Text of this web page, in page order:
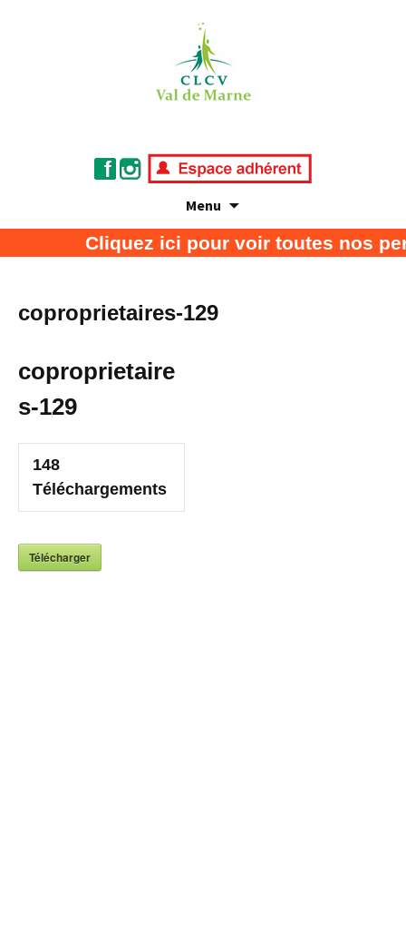
Menu
CLCV Val de Marne
Association de défense des consommateurs
Cliquez ici pour voir toutes nos
coproprietaires-129
coproprietaire
s-129
148
Téléchargements
Télécharger